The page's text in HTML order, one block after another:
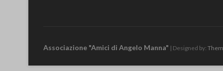
Associazione "Amici di Angelo Manna" | Designed by: